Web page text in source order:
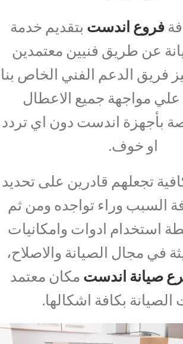
فروع اندست بتقديم خدمة
عن طريق فنيين معتمدين
فريق الدعم الفني الخاص بنا
علي مواجهة جميع الاعطال
بأجهزة اندست دون اي تردد
او خوف.
تجعلهم قادرين على تحديد
السبب وراء تواجده ومن ثم
استخدام ادوات وامكانيات
في مجال الصيانة والاصلاح،
صيانة اندست مكان معتمد
بكافة اشكالها.